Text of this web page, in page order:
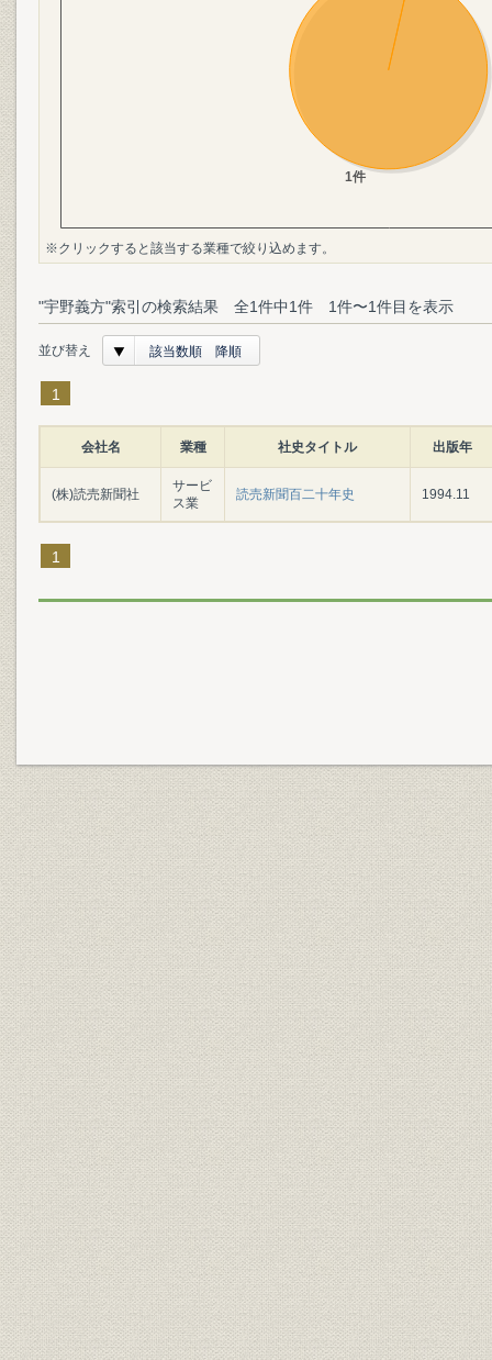
※クリックすると該当する業種で絞り込めます。
"宇野義方"索引の検索結果 全1件中1件 1件〜1件目を表示
並び替え 該当数順 降順
1
会社名 業種 社史タイトル 出版年
(株)読売新聞社
サービ
ス業
読売新聞百二十年史 1994.11
1